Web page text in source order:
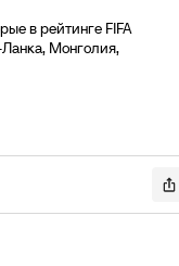
в рейтинге FIFA
Монголия,